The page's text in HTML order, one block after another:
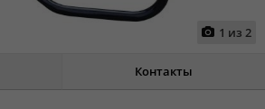
1 из 2
Контакты